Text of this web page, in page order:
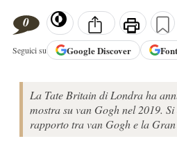
0
Seguici su GoogleDiscover
La Tate Britain di Londra ha
mostra su van Gogh nel 2019.
rapporto tra van Gogh e la